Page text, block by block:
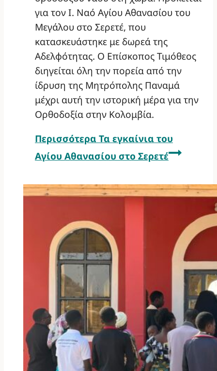
για τον Ι. Ναό Αγίου Αθανασίου του
Μεγάλου στο Σερετέ, που
κατασκευάστηκε με δωρεά της
Αδελφότητας. Ο Επίσκοπος Τιμόθεος
διηγείται όλη την πορεία από την
ίδρυση της Μητρόπολης Παναμά
μέχρι αυτή την ιστορική μέρα για την
Ορθοδοξία στην Κολομβία.
Περισσότερα Τα εγκαίνια του
Αγίου Αθανασίου στο Σερετέ